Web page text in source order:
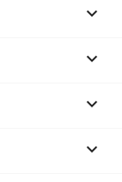



